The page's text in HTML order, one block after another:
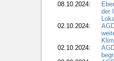
08.10.2024:
der
02.10.2024:
02.10.2024: